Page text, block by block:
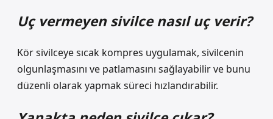
Uç vermeyen sivilce nasıl uç verir?
Kör sivilceye sıcak kompres uygulamak, sivilcenin
olgunlaşmasını ve patlamasını sağlayabilir ve bunu
düzenli olarak yapmak süreci hızlandırabilir.